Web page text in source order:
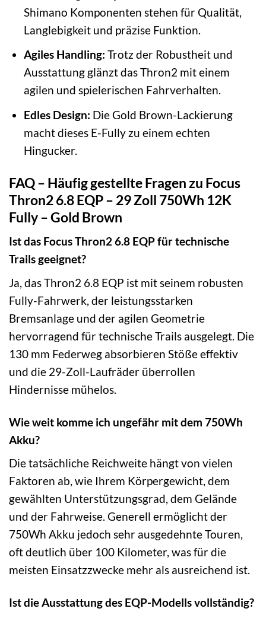
Shimano Komponenten stehen für Qualität,
Langlebigkeit und präzise Funktion.
Agiles Handling: Trotz der Robustheit und
Ausstattung glänzt das Thron2 mit einem
agilen und spielerischen Fahrverhalten.
Edles Design: Die Gold Brown-Lackierung
macht dieses E-Fully zu einem echten
Hingucker.
FAQ – Häufig gestellte Fragen zu Focus
Thron2 6.8 EQP – 29 Zoll 750Wh 12K
Fully – Gold Brown
Ist das Focus Thron2 6.8 EQP für technische
Trails geeignet?
Ja, das Thron2 6.8 EQP ist mit seinem robusten
Fully-Fahrwerk, der leistungsstarken
Bremsanlage und der agilen Geometrie
hervorragend für technische Trails ausgelegt. Die
130 mm Federweg absorbieren Stöße effektiv
und die 29-Zoll-Laufräder überrollen
Hindernisse mühelos.
Wie weit komme ich ungefähr mit dem 750Wh
Akku?
Die tatsächliche Reichweite hängt von vielen
Faktoren ab, wie Ihrem Körpergewicht, dem
gewählten Unterstützungsgrad, dem Gelände
und der Fahrweise. Generell ermöglicht der
750Wh Akku jedoch sehr ausgedehnte Touren,
oft deutlich über 100 Kilometer, was für die
meisten Einsatzzwecke mehr als ausreichend ist.
Ist die Ausstattung des EQP-Modells vollständig?